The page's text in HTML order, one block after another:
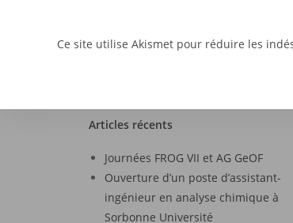
Ce site utilise Akismet pour réduire les
Articles récents
Journées FROG VII et AG GeOF
Ouverture d’un poste d’assistant-
ingénieur en analyse chimique à
Sorbonne Université